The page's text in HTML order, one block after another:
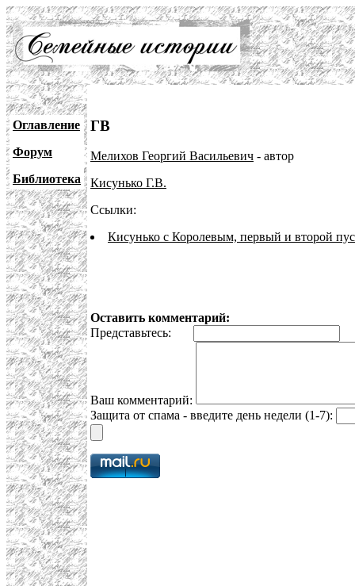
Оглавление
Форум
Библиотека
ГВ
Мелихов Георгий Васильевич - автор
Кисунько Г.В.
Ссылки:
Кисунько с Королевым, первый и второй
Оставить комментарий:
Представьтесь:
Ваш комментарий:
Защита от спама - введите день недели (1-7):